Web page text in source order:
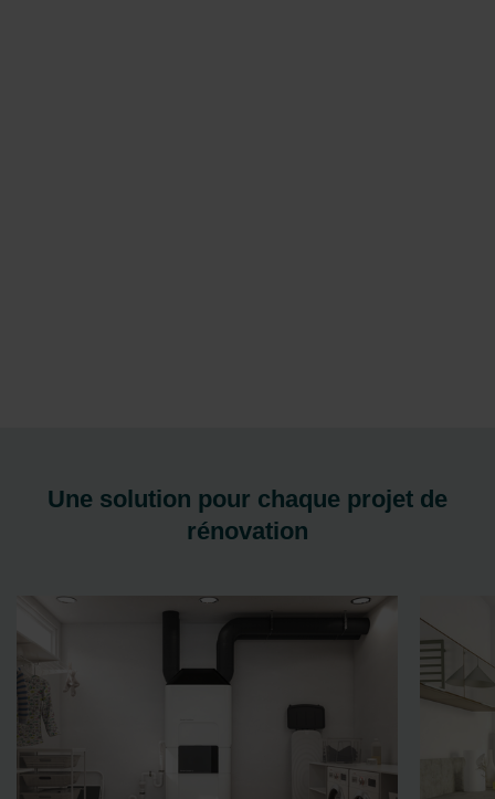
Une solution pour chaque projet de
rénovation